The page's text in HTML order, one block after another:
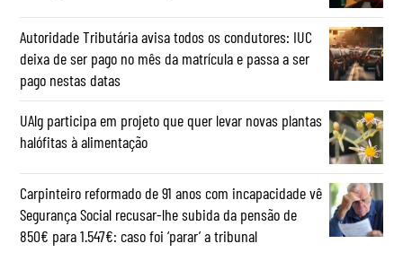
Autoridade Tributária avisa todos os condutores: IUC
deixa de ser pago no mês da matrícula e passa a ser
pago nestas datas
UAlg participa em projeto que quer levar novas plantas
halófitas à alimentação
Carpinteiro reformado de 91 anos com incapacidade vê
Segurança Social recusar-lhe subida da pensão de
850€ para 1.547€: caso foi ‘parar’ a tribunal